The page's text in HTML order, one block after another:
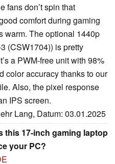
fans don’t spin that
comfort during gaming
warm. The optional 1440p
(CSW1704)) is pretty
a PWM-free unit with 98%
color accuracy thanks to our
Also, the pixel response
IPS screen.
Lang, Datum: 03.01.2025
this 17-inch gaming laptop
your PC?